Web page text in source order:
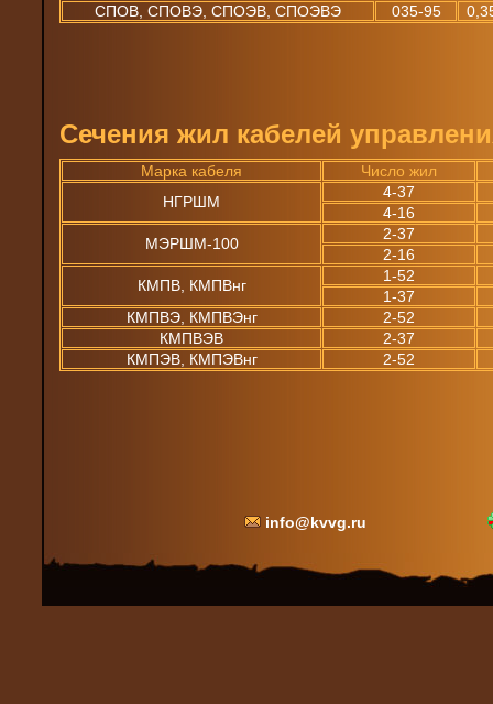
СПОВ, СПОВЭ, СПОЭВ, СПОЭВЭ
035-95
Сечения жил кабелей
Марка кабеля
Число жил
НГРШМ
4-37
4-16
МЭРШМ-100
2-37
2-16
КМПВ, КМПВнг
1-52
1-37
КМПВЭ, КМПВЭнг
2-52
КМПВЭВ
2-37
КМПЭВ, КМПЭВнг
2-52
info@kvvg.ru